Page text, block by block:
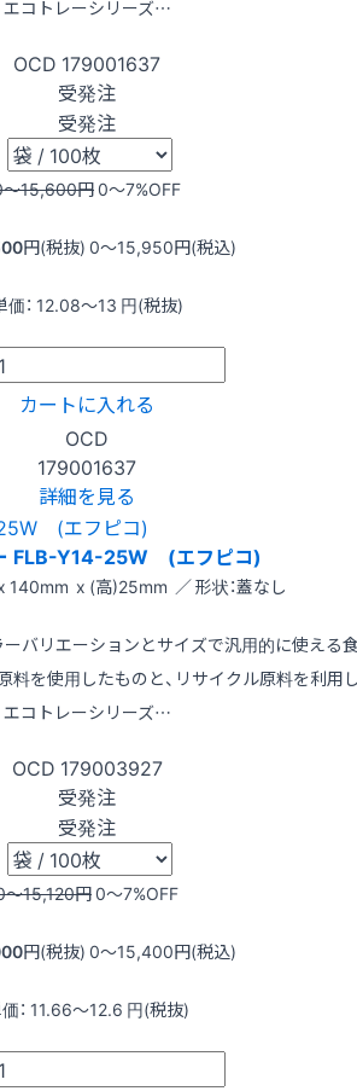
エコトレーシリーズ…
OCD 179001637
受発注
受発注
15,600円0〜7%OFF
円(税抜) 0〜15,950円(税込)
価： 12.08〜13 円(税抜)
カートに入れる
OCD
179001637
詳細を見る
FLB-Y14-25W (エフピコ)
140mm x (高)25mm ／ 形状：蓋なし
ーバリエーションとサイズで汎用的に使える
料を使用したものと、リサイクル原料を利用
エコトレーシリーズ…
OCD 179003927
受発注
受発注
〜15,120円0〜7%OFF
円(税抜) 0〜15,400円(税込)
： 11.66〜12.6 円(税抜)